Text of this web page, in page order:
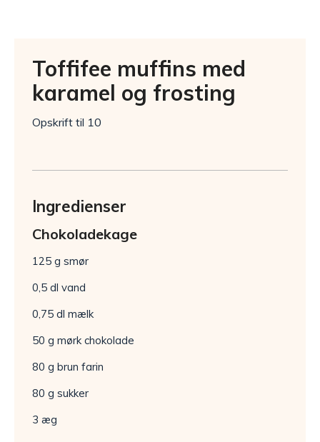
Toffifee muffins med
karamel og frosting
Opskrift til 10
Ingredienser
Chokoladekage
125 g smør
0,5 dl vand
0,75 dl mælk
50 g mørk chokolade
80 g brun farin
80 g sukker
3 æg